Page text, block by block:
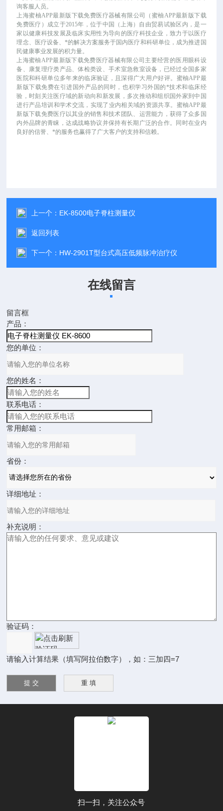
询客服人员。
上海蜜柚APP最新版下载免费医疗器械有限公司（蜜柚APP最新版下载
免费医疗）成立于2015年，位于中国（上海）自由贸易试验区内，是一
家以健康科技发展及临床实用性为导向的医疗科技企业，致力于以医疗
理念、医疗设备、*的解决方案服务于国内医疗和科研单位，成为推进国
民健康事业发展的积力量。
上海蜜柚APP最新版下载免费医疗器械有限公司主要经营的医用眼科设
备、康复理疗类产品、体检类设、手术室急救室设备，已经过全国多家
医院和科研单位多年来的临床验证，且深得广大用户好评。蜜柚APP最
新版下载免费在引进国外产品的同时，也积学习外国的*技术和临床经
验，时刻关注医疗域的新动向和新发展，多次推动和组织国外家到中国
进行产品培训和学术交流，实现了业内相关域的资源共享。蜜柚APP最
新版下载免费医疗以其业的销售和技术团队、运营能力，获得了众多国
内外品牌的青睐，达成战略协议并保持有长期广泛的合作。同时在业内
良好的信誉、*的服务也赢得了广大客户的支持和信赖。
上一个： EK-8500电子脊柱测量仪
返回列表
下一个： HW-2901T型台式高压低频脉冲治疗仪
在线留言
留言框
产品：
您的单位：
您的姓名：
联系电话：
常用邮箱：
省份：
详细地址：
补充说明：
验证码：
请输入计算结果（填写阿拉伯数字），如：三加四=7
扫一扫，关注公众号